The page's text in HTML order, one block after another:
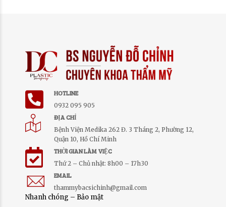
HOTLINE
0932 095 905
ĐỊA CHỈ
Bệnh Viện Medika 262 Đ. 3 Tháng 2, Phường 12,
Quận 10, Hồ Chí Minh
THỜI GIAN LÀM VIỆC
Thứ 2 – Chủ nhật: 8h00 – 17h30
EMAIL
thammybacsichinh@gmail.com
Nhanh chóng – Bảo mật